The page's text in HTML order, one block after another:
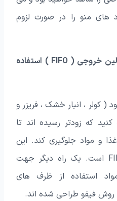
های منو را در صورت لزوم
۴- از روش اولین ورودی، اولین خروجی ( FIFO ) استفاده
کولر ، انبار خشک ، فریزر و
که زودتر رسیده اند تا
و مواد جلوگیری کند. این
یکی از اصل های روش FIFO است. یک راه دیگر جهت
استفاده از ظرف های
فیفو طراحی شده اند.